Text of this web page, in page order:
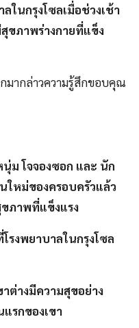
ในกรุงโซลเมื่อช่วงเช้า
ขภาพร่างกายที่แข็ง
มากล่าวความรู้สึกขอบคุณ
นุ่ม โจจองซอก และ นัก
ใหม่ของครอบครัวแล้ว
ภาพที่แข็งแรง
รงพยาบาลในกรุงโซล
ต่างมีความสุขอย่าง
รกของเขา